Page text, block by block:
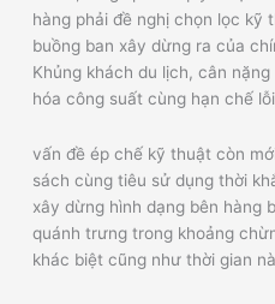
hàng phải đề nghị chọn lọc kỹ
buồng ban xây dừng ra của
Khủng khách du lịch, cân
hóa công suất cùng hạn chế
vấn đề ép chế kỹ thuật còn
sách cùng tiêu sử dụng thời
xây dừng hình dạng bên hàng
quánh trưng trong khoảng
khác biệt cũng như thời gian